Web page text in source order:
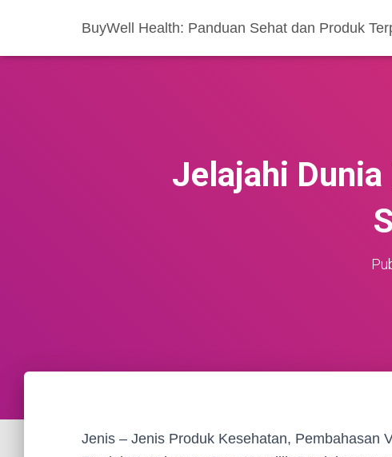
BuyWell Health: Panduan Sehat dan Produk
Jelajahi
Jenis – Jenis Produk Kesehatan, Pembahasan